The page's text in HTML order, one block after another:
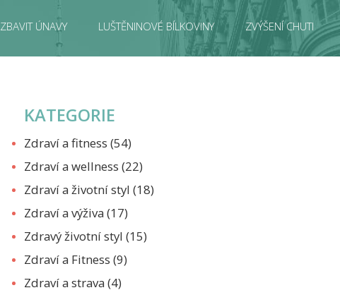
ZBAVIT ÚNAVY LUŠTĚNINOVÉ BÍLKOVINY ZVÝŠENÍ CHUTI
KATEGORIE
Zdraví a fitness (54)
Zdraví a wellness (22)
Zdraví a životní styl (18)
Zdraví a výživa (17)
Zdravý životní styl (15)
Zdraví a Fitness (9)
Zdraví a strava (4)